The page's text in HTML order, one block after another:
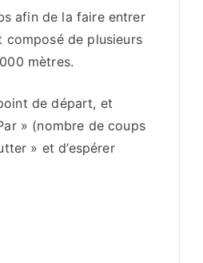
afin de la faire entrer
composé de plusieurs
mètres.
de départ, et
» (nombre de coups
» et d’espérer